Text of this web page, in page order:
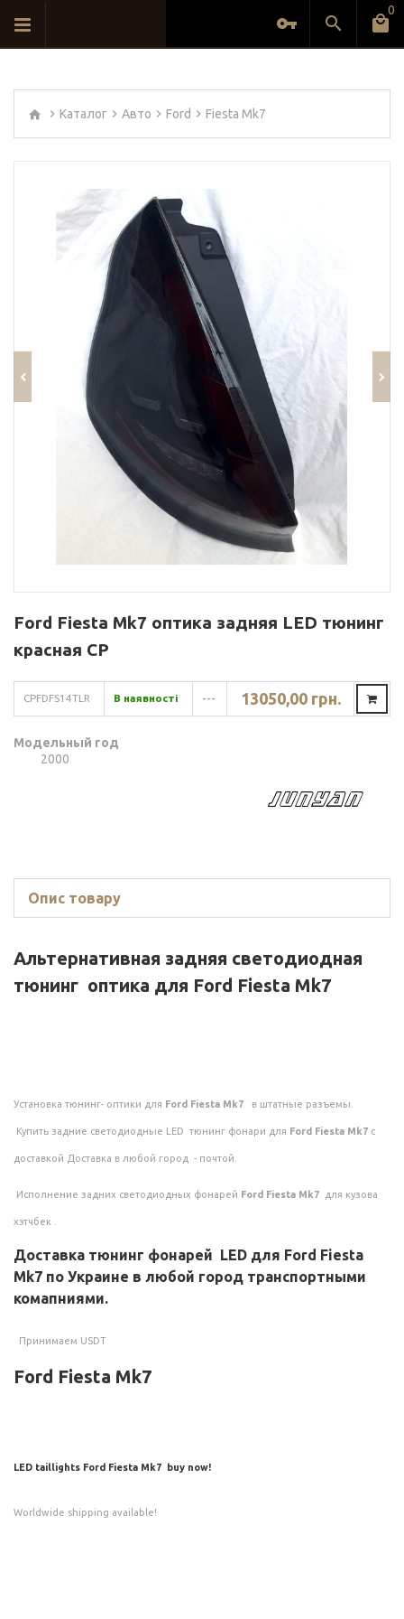
0
Каталог Авто Ford Fiesta Mk7
Ford Fiesta Mk7 оптика задняя LED тюнинг
красная CP
CPFDFS14TLR В наявності --- 13050,00 грн.
Модельный год
2000
Опис товару
Альтернативная задняя светодиодная
тюнинг оптика для Ford Fiesta Mk7
Установка тюнинг- оптики для Ford Fiesta Mk7 в штатные разъемы.
Купить задние светодиодные LED тюнинг фонари для Ford Fiesta Mk7 с
доставкой Доставка в любой город - почтой.
Исполнение задних светодиодных фонарей Ford Fiesta Mk7 для кузова
хэтчбек .
Доставка тюнинг фонарей LED для Ford Fiesta
Mk7 по Украине в любой город транспортными
комапниями.
Принимаем USDT
Ford Fiesta Mk7
LED taillights Ford Fiesta Mk7 buy now!
Worldwide shipping available!